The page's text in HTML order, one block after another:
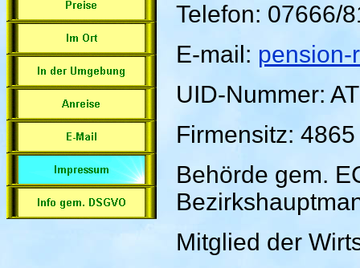
Telefon: 07666/
E-mail: pension-
UID-Nummer:
Firmensitz:
Behörde gem.
Mitglied der